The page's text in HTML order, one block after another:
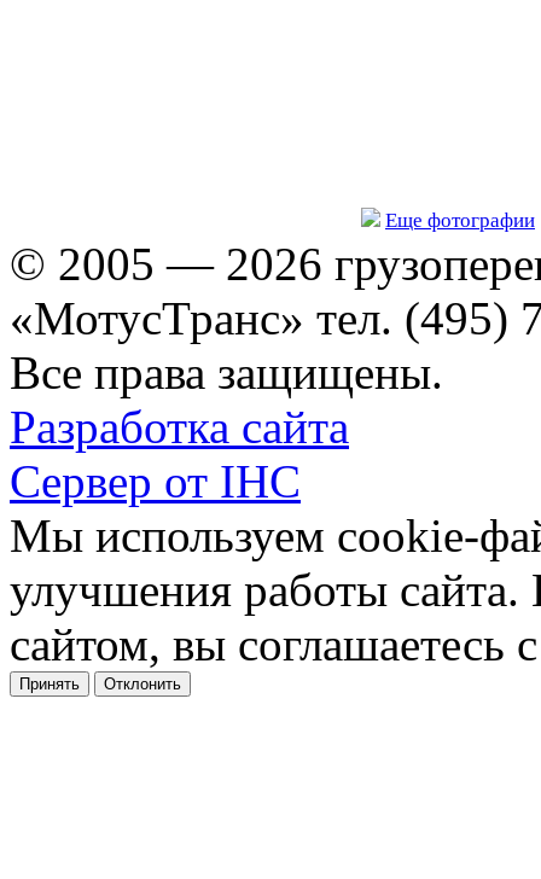
Еще фотографии
© 2005 — 2026
«МотусТранс» тел. (495)
Все права защищены.
Разработка сайта
Сервер от IHC
Мы используем cookie-
улучшения работы сайта.
сайтом, вы соглашаетесь
Принять Отклонить